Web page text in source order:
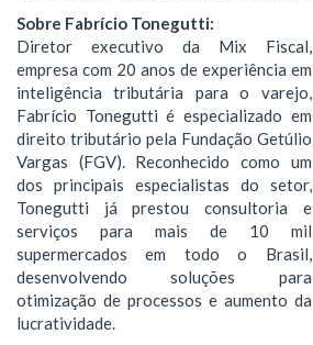
Sobre Fabrício Tonegutti:
Diretor executivo da Mix Fiscal,
empresa com 20 anos de experiência em
inteligência tributária para o varejo,
Fabrício Tonegutti é especializado em
direito tributário pela Fundação Getúlio
Vargas (FGV). Reconhecido como um
dos principais especialistas do setor,
Tonegutti já prestou consultoria e
serviços para mais de 10 mil
supermercados em todo o Brasil,
desenvolvendo soluções para
otimização de processos e aumento da
lucratividade.